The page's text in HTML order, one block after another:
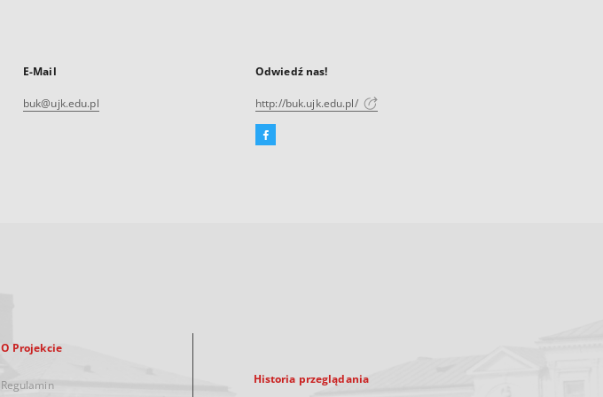
E-Mail
buk@ujk.edu.pl
Odwiedź nas!
http://buk.ujk.edu.pl/
Facebook
O Projekcie
Regulamin Historia przeglądania